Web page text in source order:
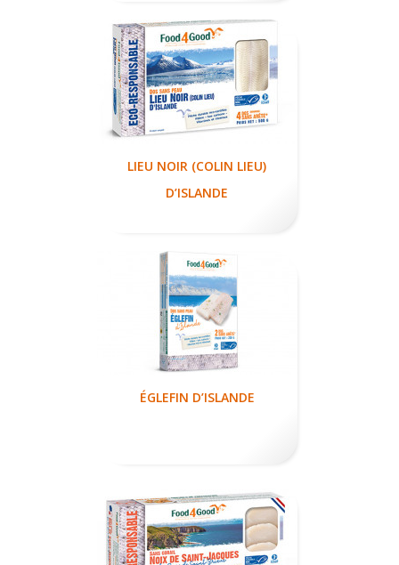
LIEU NOIR (COLIN LIEU)
D’ISLANDE
ÉGLEFIN D’ISLANDE